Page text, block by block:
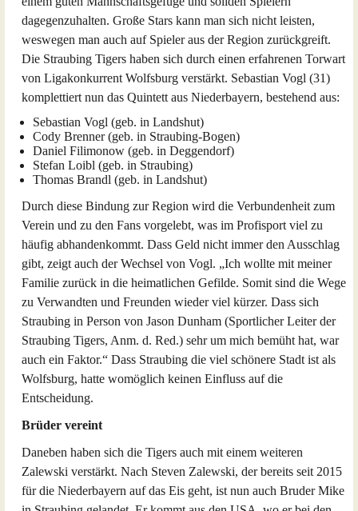
dagegenzuhalten. Große Stars kann man sich nicht leisten,
weswegen man auch auf Spieler aus der Region zurückgreift.
Die Straubing Tigers haben sich durch einen erfahrenen Torwart
von Ligakonkurrent Wolfsburg verstärkt. Sebastian Vogl (31)
komplettiert nun das Quintett aus Niederbayern, bestehend aus:
Sebastian Vogl (geb. in Landshut)
Cody Brenner (geb. in Straubing-Bogen)
Daniel Filimonow (geb. in Deggendorf)
Stefan Loibl (geb. in Straubing)
Thomas Brandl (geb. in Landshut)
Durch diese Bindung zur Region wird die Verbundenheit zum
Verein und zu den Fans vorgelebt, was im Profisport viel zu
häufig abhandenkommt. Dass Geld nicht immer den Ausschlag
gibt, zeigt auch der Wechsel von Vogl. „Ich wollte mit meiner
Familie zurück in die heimatlichen Gefilde. Somit sind die Wege
zu Verwandten und Freunden wieder viel kürzer. Dass sich
Straubing in Person von Jason Dunham (Sportlicher Leiter der
Straubing Tigers, Anm. d. Red.) sehr um mich bemüht hat, war
auch ein Faktor.“ Dass Straubing die viel schönere Stadt ist als
Wolfsburg, hatte womöglich keinen Einfluss auf die
Entscheidung.
Brüder vereint
Daneben haben sich die Tigers auch mit einem weiteren
Zalewski verstärkt. Nach Steven Zalewski, der bereits seit 2015
für die Niederbayern auf das Eis geht, ist nun auch Bruder Mike